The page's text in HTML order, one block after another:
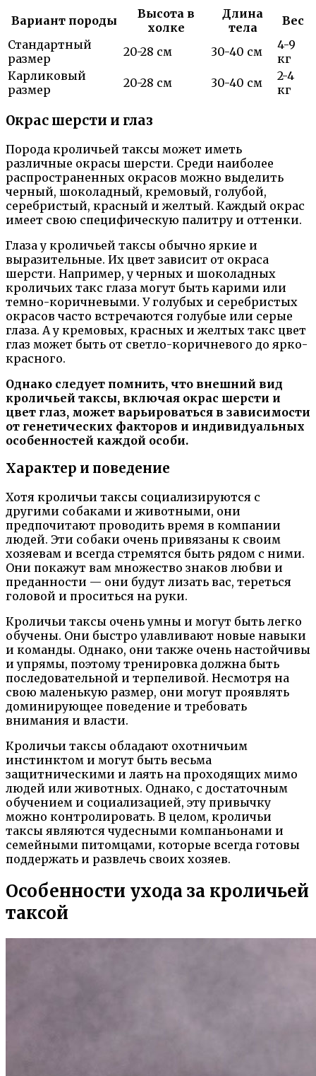
Вариант породы
Высота в
холке
Длина
тела
Вес
Стандартный
размер
20-28 см 30-40 см
4-9
кг
Карликовый
размер
20-28 см 30-40 см
2-4
кг
Окрас шерсти и глаз
Порода кроличьей таксы может иметь
различные окрасы шерсти. Среди наиболее
распространенных окрасов можно выделить
черный, шоколадный, кремовый, голубой,
серебристый, красный и желтый. Каждый окрас
имеет свою специфическую палитру и оттенки.
Глаза у кроличьей таксы обычно яркие и
выразительные. Их цвет зависит от окраса
шерсти. Например, у черных и шоколадных
кроличьих такс глаза могут быть карими или
темно-коричневыми. У голубых и серебристых
окрасов часто встречаются голубые или серые
глаза. А у кремовых, красных и желтых такс цвет
глаз может быть от светло-коричневого до ярко-
красного.
Однако следует помнить, что внешний вид
кроличьей таксы, включая окрас шерсти и
цвет глаз, может варьироваться в зависимости
от генетических факторов и индивидуальных
особенностей каждой особи.
Характер и поведение
Хотя кроличьи таксы социализируются с
другими собаками и животными, они
предпочитают проводить время в компании
людей. Эти собаки очень привязаны к своим
хозяевам и всегда стремятся быть рядом с ними.
Они покажут вам множество знаков любви и
преданности — они будут лизать вас, тереться
головой и проситься на руки.
Кроличьи таксы очень умны и могут быть легко
обучены. Они быстро улавливают новые навыки
и команды. Однако, они также очень настойчивы
и упрямы, поэтому тренировка должна быть
последовательной и терпеливой. Несмотря на
свою маленькую размер, они могут проявлять
доминирующее поведение и требовать
внимания и власти.
Кроличьи таксы обладают охотничьим
инстинктом и могут быть весьма
защитническими и лаять на проходящих мимо
людей или животных. Однако, с достаточным
обучением и социализацией, эту привычку
можно контролировать. В целом, кроличьи
таксы являются чудесными компаньонами и
семейными питомцами, которые всегда готовы
поддержать и развлечь своих хозяев.
Особенности ухода за кроличьей
таксой